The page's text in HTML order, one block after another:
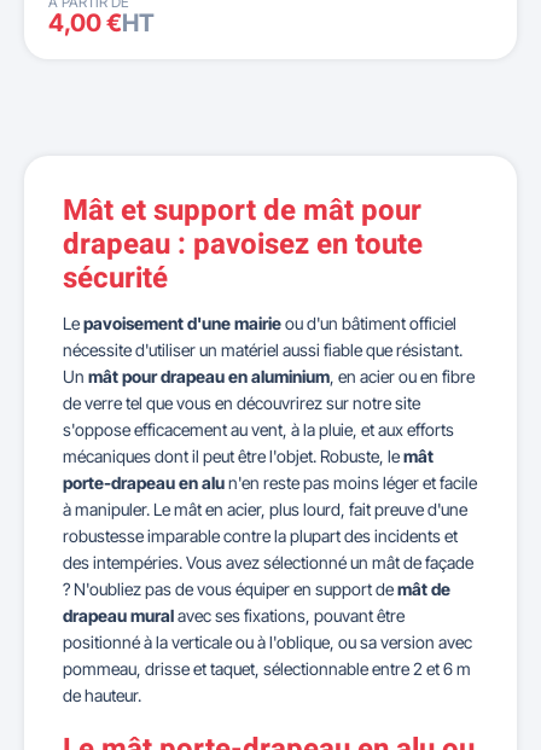
4,00 €HT
Mât et support de mât pour
drapeau : pavoisez en toute
sécurité
Lepavoisement d'une mairieou d'un bâtiment officiel
nécessite d'utiliser un matériel aussi fiable que résistant.
Un mât pour drapeau en aluminium, en acier ou en fibre
de verre tel que vous en découvrirez sur notre site
s'oppose efficacement au vent, à la pluie, et aux efforts
mécaniques dont il peut être l'objet. Robuste, lemât
porte-drapeau en alun'en reste pas moins léger et facile
à manipuler. Le mât en acier, plus lourd, fait preuve d'une
robustesse imparable contre la plupart des incidents et
des intempéries. Vous avez sélectionné un mât de façade
? N'oubliez pas de vous équiper en support demât de
drapeau muralavec ses fixations, pouvant être
positionné à la verticale ou à l'oblique, ou sa version avec
pommeau, drisse et taquet, sélectionnable entre 2 et 6 m
de hauteur.